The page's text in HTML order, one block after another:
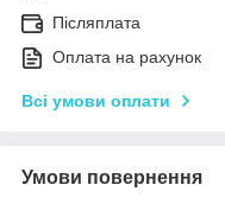
Післяплата
Оплата на рахунок
Всі умови оплати
Умови повернення